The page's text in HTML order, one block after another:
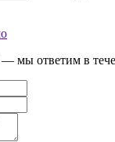
мы ответим в